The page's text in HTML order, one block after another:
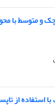
و متوسط
استفاده از